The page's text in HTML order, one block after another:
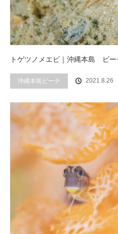
トゲツノメエビ｜沖縄本島 ビー
沖縄本島ビーチ 2021.8.26